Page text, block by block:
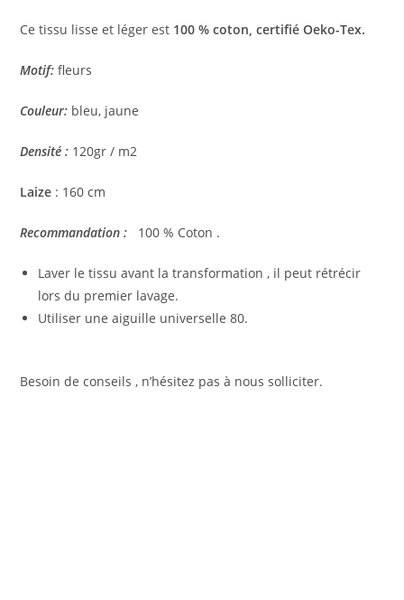
Ce tissu lisse et léger est 100 % coton, certifié Oeko-Tex.
Motif:fleurs
Couleur: bleu, jaune
Densité : 120gr / m2
Laize : 160 cm
Recommandation : 100 % Coton .
Laver le tissu avant la transformation , il peut rétrécir
lors du premier lavage.
Utiliser une aiguille universelle 80.
Besoin de conseils , n’hésitez pas à nous solliciter.